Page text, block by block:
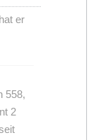
er
558,
2